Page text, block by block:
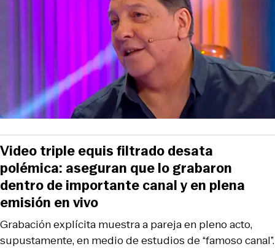
Grabación explícita muestra a pareja en pleno acto,
supustamente, en medio de estudios de “famoso canal”.
Video triple equis filtrado desata
polémica: aseguran que lo grabaron
dentro de importante canal y en plena
emisión en vivo